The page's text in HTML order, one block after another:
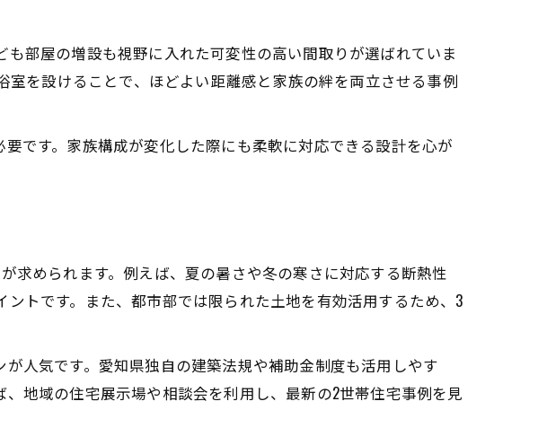
の工夫
イバシー設計
の工夫
住宅の工夫
ド紹介
帯住宅設計
の設計法
気ポイント
の新提案
部屋の増設も視野に入れた可変性の高い間取りが選ばれていま
を設けることで、ほどよい距離感と家族の絆を両立させる事例
です。家族構成が変化した際にも柔軟に対応できる設計を心が
求められます。例えば、夏の暑さや冬の寒さに対応する断熱性
トです。また、都市部では限られた土地を有効活用するため、3
人気です。愛知県独自の建築法規や補助金制度も活用しやす
地域の住宅展示場や相談会を利用し、最新の2世帯住宅事例を見